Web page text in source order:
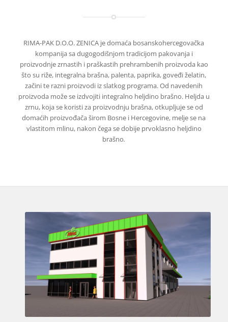
RIMA-PAK D.O.O. ZENICA je domaća bosanskohercegovačka
kompanija sa dugogodišnjom tradicijom pakovanja i
proizvodnje zrnastih i praškastih prehrambenih proizvoda kao
što su riže, integralna brašna, palenta, paprika, goveđi želatin,
začini te razni proizvodi iz slatkog programa. Od navedenih
proizvoda može se izdvojiti integralno heljdino brašno. Heljda u
zrnu, koja se koristi za proizvodnju brašna, otkupljuje se od
domaćih proizvođača širom Bosne i Hercegovine, melje se na
vlastitom mlinu, nakon čega se dobije prvoklasno heljdino
brašno.